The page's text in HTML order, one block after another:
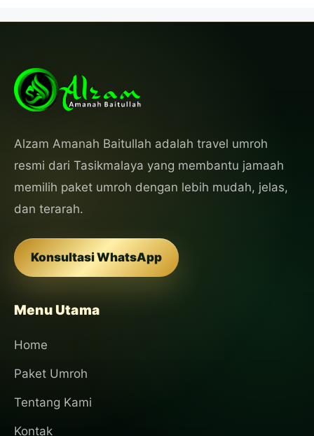
Alzam Amanah Baitullah adalah travel umroh
resmi dari Tasikmalaya yang membantu jamaah
memilih paket umroh dengan lebih mudah, jelas,
dan terarah.
Konsultasi WhatsApp
Menu Utama
Home
Paket Umroh
Tentang Kami
Kontak